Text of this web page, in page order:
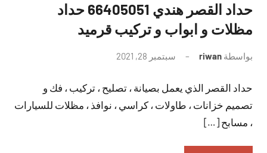
حداد القصر هندي 66405051 حداد
مظلات و ابواب و تركيب قرميد
بواسطة riwan سبتمبر 28, 2021
تعليقات
حداد القصر الذي يعمل بصيانة ، تصليح ، تركيب ، فك و
تصميم خزانات ، طاولات ، كراسي ، نوافذ ، مظلات للسيارات
، مسابح […]